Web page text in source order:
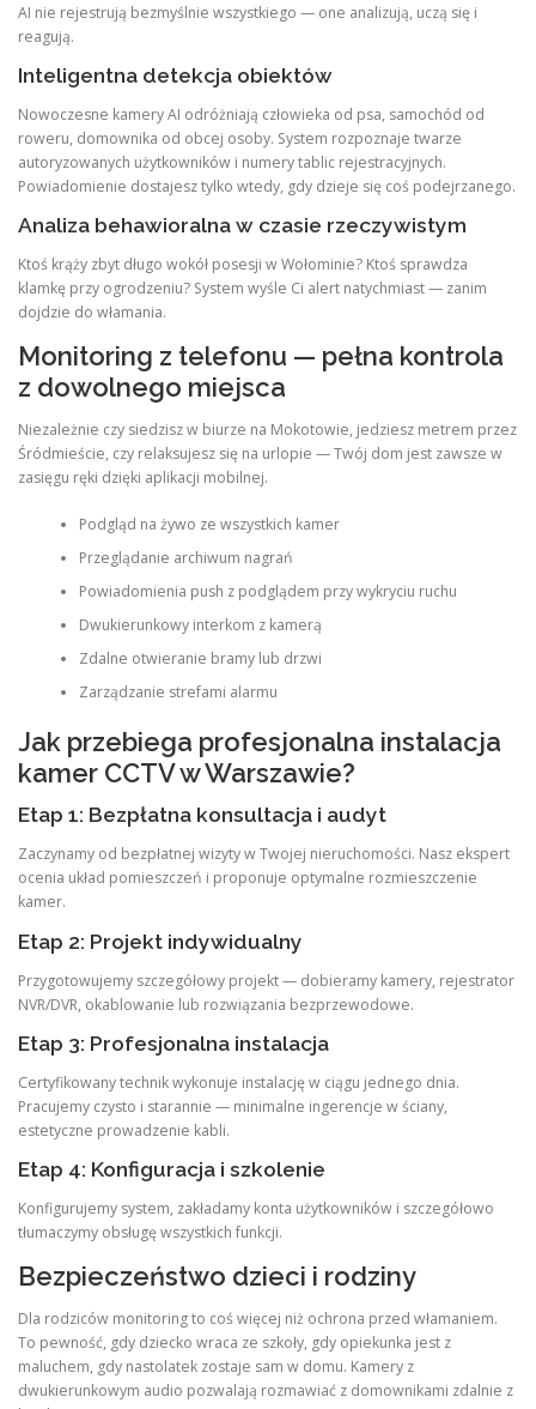
AI nie rejestrują bezmyślnie wszystkiego — one analizują, uczą się i
reagują.
Inteligentna detekcja obiektów
Nowoczesne kamery AI odróżniają człowieka od psa, samochód od
roweru, domownika od obcej osoby. System rozpoznaje twarze
autoryzowanych użytkowników i numery tablic rejestracyjnych.
Powiadomienie dostajesz tylko wtedy, gdy dzieje się coś podejrzanego.
Analiza behawioralna w czasie rzeczywistym
Ktoś krąży zbyt długo wokół posesji w Wołominie? Ktoś sprawdza
klamkę przy ogrodzeniu? System wyśle Ci alert natychmiast — zanim
dojdzie do włamania.
Monitoring z telefonu — pełna kontrola
z dowolnego miejsca
Niezależnie czy siedzisz w biurze na Mokotowie, jedziesz metrem przez
Śródmieście, czy relaksujesz się na urlopie — Twój dom jest zawsze w
zasięgu ręki dzięki aplikacji mobilnej.
Podgląd na żywo ze wszystkich kamer
Przeglądanie archiwum nagrań
Powiadomienia push z podglądem przy wykryciu ruchu
Dwukierunkowy interkom z kamerą
Zdalne otwieranie bramy lub drzwi
Zarządzanie strefami alarmu
Jak przebiega profesjonalna instalacja
kamer CCTV w Warszawie?
Etap 1: Bezpłatna konsultacja i audyt
Zaczynamy od bezpłatnej wizyty w Twojej nieruchomości. Nasz ekspert
ocenia układ pomieszczeń i proponuje optymalne rozmieszczenie
kamer.
Etap 2: Projekt indywidualny
Przygotowujemy szczegółowy projekt — dobieramy kamery, rejestrator
NVR/DVR, okablowanie lub rozwiązania bezprzewodowe.
Etap 3: Profesjonalna instalacja
Certyfikowany technik wykonuje instalację w ciągu jednego dnia.
Pracujemy czysto i starannie — minimalne ingerencje w ściany,
estetyczne prowadzenie kabli.
Etap 4: Konfiguracja i szkolenie
Konfigurujemy system, zakładamy konta użytkowników i szczegółowo
tłumaczymy obsługę wszystkich funkcji.
Bezpieczeństwo dzieci i rodziny
Dla rodziców monitoring to coś więcej niż ochrona przed włamaniem.
To pewność, gdy dziecko wraca ze szkoły, gdy opiekunka jest z
maluchem, gdy nastolatek zostaje sam w domu. Kamery z
dwukierunkowym audio pozwalają rozmawiać z domownikami zdalnie z